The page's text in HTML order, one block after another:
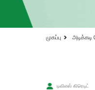
முகப்பு
டிவிஎஸ் கிரெடிட்